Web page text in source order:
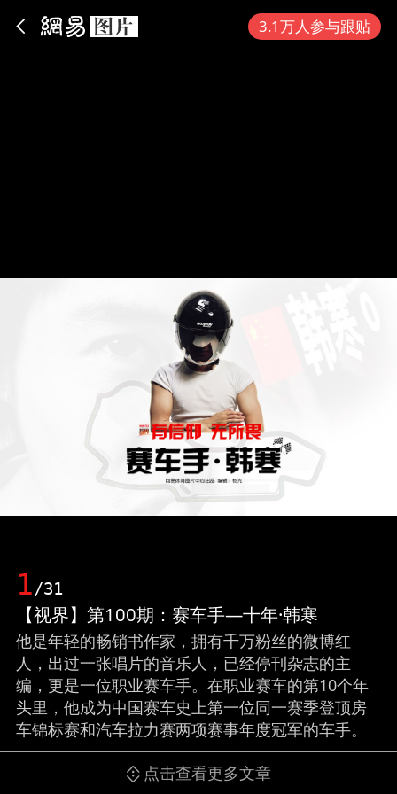
3.1万人参与跟贴
1/31
【视界】第100期：赛车手—十年·韩寒
他是年轻的畅销书作家，拥有千万粉丝的微博红
人，出过一张唱片的音乐人，已经停刊杂志的主
编，更是一位职业赛车手。在职业赛车的第10个年
头里，他成为中国赛车史上第一位同一赛季登顶房
车锦标赛和汽车拉力赛两项赛事年度冠军的车手。
点击查看更多文章